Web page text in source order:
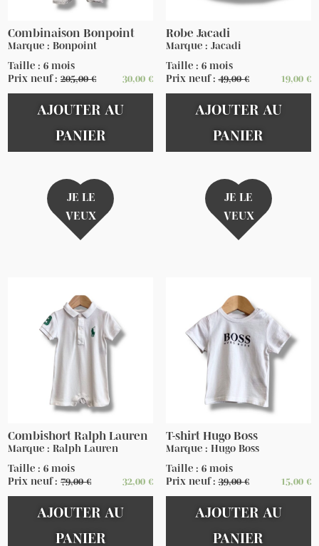
Combinaison Bonpoint
Marque : Bonpoint
Taille : 6 mois
Prix neuf :205,00€ 30,00 €
AJOUTER AU
PANIER
JE LE
VEUX
Robe Jacadi
Marque : Jacadi
Taille : 6 mois
Prix neuf :49,00€ 19,00 €
AJOUTER AU
PANIER
JE LE
VEUX
Combishort Ralph Lauren
Marque : Ralph Lauren
Taille : 6 mois
Prix neuf :79,00€ 32,00 €
AJOUTER AU
PANIER
T-shirt Hugo Boss
Marque : Hugo Boss
Taille : 6 mois
Prix neuf :39,00€ 15,00 €
AJOUTER AU
PANIER